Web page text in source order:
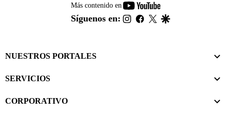
Más contenido en
youtube-
footer
Síguenos en: instagram
facebook
twitter
NUESTROS PORTALES
SERVICIOS
CORPORATIVO